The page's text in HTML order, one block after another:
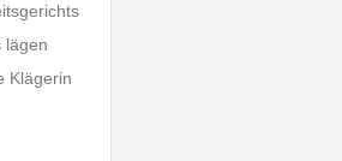
lägen
Klägerin